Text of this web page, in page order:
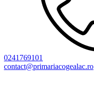
0241769101
contact@primariacogealac.ro